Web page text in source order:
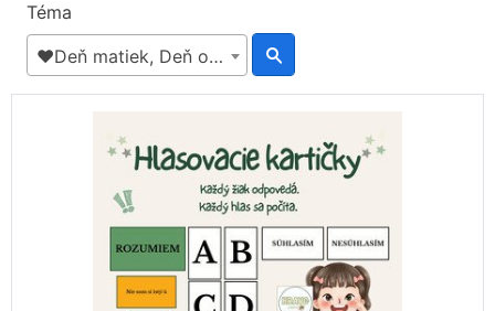
Téma
❤️Deň matiek, Deň otcov